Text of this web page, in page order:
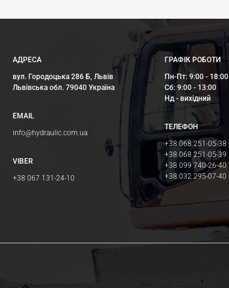
АДРЕСА
вул. Городоцька 286 Б, Львів
Львівська обл. 79040 Україна
EMAIL
info@hydraulic.com.ua
VIBER
+38 067 131-24-10
ГРАФІК РОБОТИ
Пн-Пт: 9:00 - 18:00
Сб: 9:00 - 13:00
Нд - вихідний
ТЕЛЕФОН
+38 068 251-05-38
+38 068 251-05-39
+38 099 740-26-40
+38 032 295-07-40